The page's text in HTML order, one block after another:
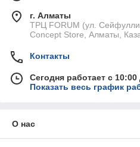
г. Алматы
ТРЦ FORUM (ул.
Concept Store, Алматы,
Контакты
Сегодня работает с 10:00
Показать весь график
О нас